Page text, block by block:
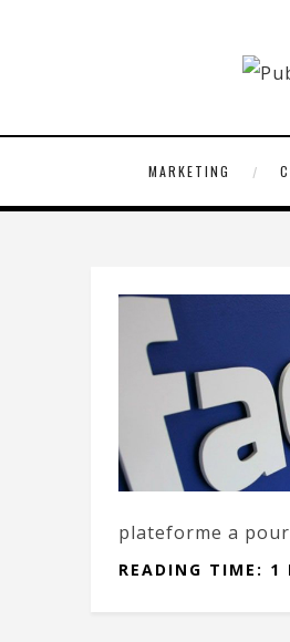
MARKETING
plateforme a
READING TIME: 1